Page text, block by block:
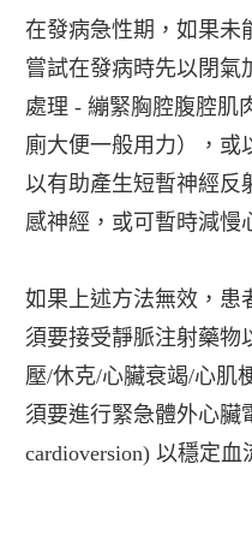
在發病急性期，如果未
嘗試在發病時先以閉氣
處理 - 繃緊胸腔腹腔肌
廁大便一般用力），或
以有助產生短暫神經反
感神經，或可暫時減慢
如果上述方法無效，患
須要接受靜脈注射藥物
壓/休克/心臟衰竭/心肌
須要進行緊急體外心臟
cardioversion) 以穩定血